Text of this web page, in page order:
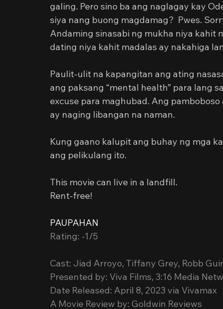
galing. Pero sino ba ang naglagay kay
siya nang buong magdamag?  Pwes.
Andaming sinasabi ng mukha niya kahit
dating niya kahit madalas ay nakahiga
Paulit-ulit na kapangitan ang ating
ang paksang “mental health” para lang
excuse para maghubad. Ang
ay naging libangan na naman.
Kung gaano kalupit ang buhay ng mga
ang pelikulang ito.
This movie can live in a landfill.
Rent-free!
PAUPAHAN
Rating: -1/5
Cast: Jiad Arroyo, Tiffany Grey, Robb
Presented by: Viva Films, 3:16 Media
Date Released: April 8, 2023 via Vivamax
A Movie Review by: Goldwin Reviews